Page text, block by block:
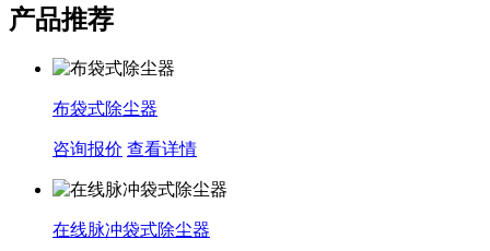
产品推荐
布袋式除尘器
咨询报价 查看详情
在线脉冲袋式除尘器